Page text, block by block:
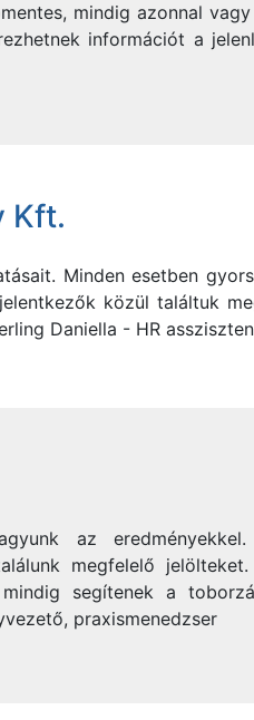
mindig azonnal
információt a
Kft.
Minden esetben
közül találtuk
Daniella - HR
az
megfelelő jelölteket.
segítenek a
praxismenedzser